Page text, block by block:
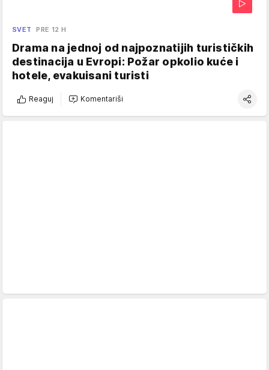
SVET PRE 12 H
Drama na jednoj od najpoznatijih turističkih
destinacija u Evropi: Požar opkolio kuće i
hotele, evakuisani turisti
Reaguj Komentariši